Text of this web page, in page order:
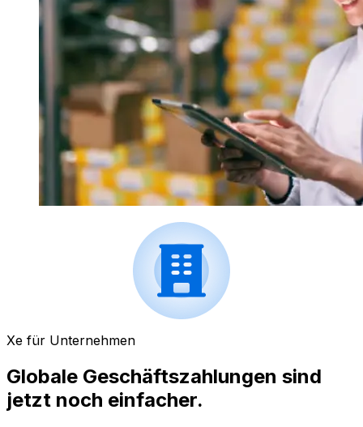
Xe für Unternehmen
Globale Geschäftszahlungen sind
jetzt noch einfacher.